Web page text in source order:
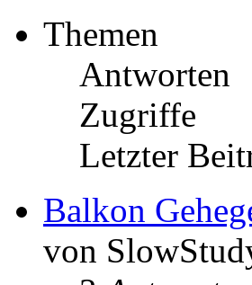
Themen
Antworten
Zugriffe
Letzter
Balkon
von